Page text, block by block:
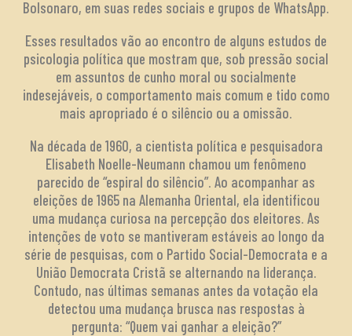
Bolsonaro, em suas redes sociais e grupos de WhatsApp.
Esses resultados vão ao encontro de alguns estudos de
psicologia política que mostram que, sob pressão social
em assuntos de cunho moral ou socialmente
indesejáveis, o comportamento mais comum e tido como
mais apropriado é o silêncio ou a omissão.
Na década de 1960, a cientista política e pesquisadora
Elisabeth Noelle-Neumann chamou um fenômeno
parecido de “espiral do silêncio”. Ao acompanhar as
eleições de 1965 na Alemanha Oriental, ela identificou
uma mudança curiosa na percepção dos eleitores. As
intenções de voto se mantiveram estáveis ao longo da
série de pesquisas, com o Partido Social-Democrata e a
União Democrata Cristã se alternando na liderança.
Contudo, nas últimas semanas antes da votação ela
detectou uma mudança brusca nas respostas à
pergunta: “Quem vai ganhar a eleição?”